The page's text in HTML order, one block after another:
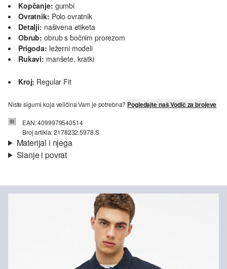
Kopčanje: gumbi
Ovratnik: Polo ovratnik
Detalji: našivena etiketa
Obrub: obrub s bočnim prorezom
Prigoda: ležerni modeli
Rukavi: manšete, kratki
Kroj: Regular Fit
Niste sigurni koja veličina Vam je potrebna? Pogledajte naš Vodič za brojeve
EAN: 4099979540514
Broj artikla: 2178232.5978.S
Materijal i njega
Materijal: mješavina pamuka
Nije prikladno za izbjeljivanje sredstvom na bazi klora
Nije prikladno za sušilicu
Slanje i povrat
Vaša će narudžba biti poslana u roku od 4-8 radna dana putem
Hrvatska pošta-a. Standardna dostava košta 4,95 €.